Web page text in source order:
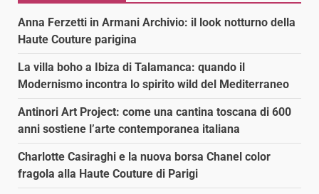
Anna Ferzetti in Armani Archivio: il look notturno della
Haute Couture parigina
La villa boho a Ibiza di Talamanca: quando il
Modernismo incontra lo spirito wild del Mediterraneo
Antinori Art Project: come una cantina toscana di 600
anni sostiene l’arte contemporanea italiana
Charlotte Casiraghi e la nuova borsa Chanel color
fragola alla Haute Couture di Parigi